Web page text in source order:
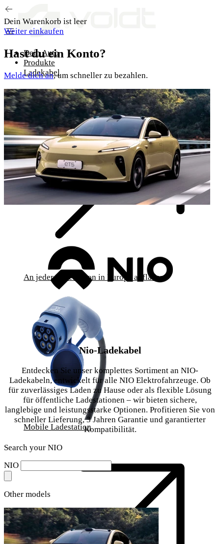
Zum Inhalt springen
Dein Auto
Produkte
Ladekabel
An jeder Ladestation in Europa aufladen
Mobile Ladestation
Dein Warenkorb ist leer
Weiter einkaufen
Hast du ein Konto?
Melde dich an, um schneller zu bezahlen.
Nio-Ladekabel
Entdecken Sie unser komplettes Sortiment an NIO-
Ladekabeln, entwickelt für alle NIO Elektrofahrzeuge. Ob
für zuverlässiges Laden zu Hause oder als flexible Lösung
für öffentliche Ladestationen – wir bieten sichere,
langlebige und leistungsstarke Optionen. Profitieren Sie von
schneller Lieferung, 3 Jahren Garantie und garantierter
Kompatibilität.
Search your NIO
NIO
Other models